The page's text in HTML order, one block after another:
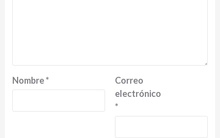
Nombre*
Correo
electrónico
*